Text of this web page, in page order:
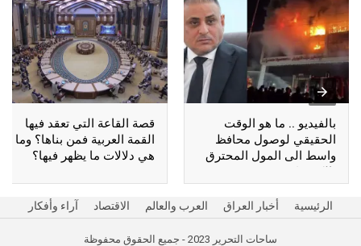
بالفيديو .. ما هو الوقت
الحقيقي لوصول محافظ
واسط الى المول المحترق
بالكوت؟
قصة القاعة التي تعقد فيها
القمة العربية فمن بناها؟ وما
هي دلالات ما يظهر فيها؟
الرئيسية أخبار العراق العرب والعالم الاقتصاد آراء وأفكار
ساحات التحرير 2023 - جميع الحقوق محفوظة